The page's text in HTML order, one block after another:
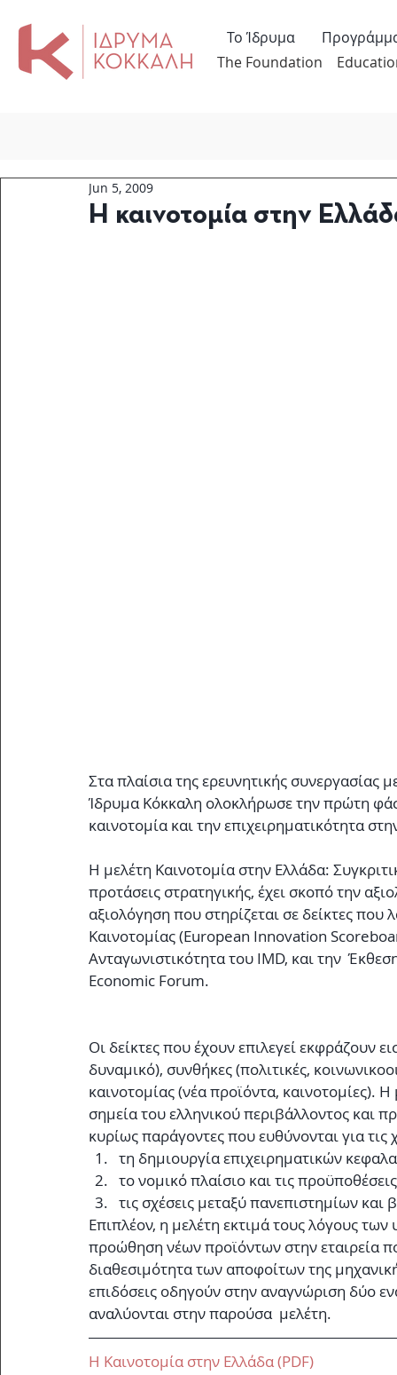
The Foundation
Το Ίδρυμα
Η καινοτομία στην
Jun 5, 2009
Στα πλαίσια της ερευνητικής
Ίδρυμα Κόκκαλη ολοκλήρωσε την πρώτη
καινοτομία και την επιχειρηματικότητα
Η μελέτη Καινοτομία στην Ελλάδα:
προτάσεις στρατηγικής, έχει σκοπό την
αξιολόγηση που στηρίζεται σε δείκτες
Καινοτομίας (European Innovation
Ανταγωνιστικότητα του IMD, και την
Economic Forum.
Οι δείκτες που έχουν επιλεγεί εκφράζουν
δυναμικό), συνθήκες (πολιτικές,
καινοτομίας (νέα προϊόντα, καινοτομίες).
σημεία του ελληνικού περιβάλλοντος και
κυρίως παράγοντες που ευθύνονται για
τη δημιουργία επιχειρηματικών
το νομικό πλαίσιο και τις
τις σχέσεις μεταξύ πανεπιστημίων και
Επιπλέον, η μελέτη εκτιμά τους λόγους
προώθηση νέων προϊόντων στην εταιρεία
διαθεσιμότητα των αποφοίτων της
επιδόσεις οδηγούν στην αναγνώριση δύο
αναλύονται στην παρούσα  μελέτη.
Η Καινοτομία στην Ελλάδα (PDF)